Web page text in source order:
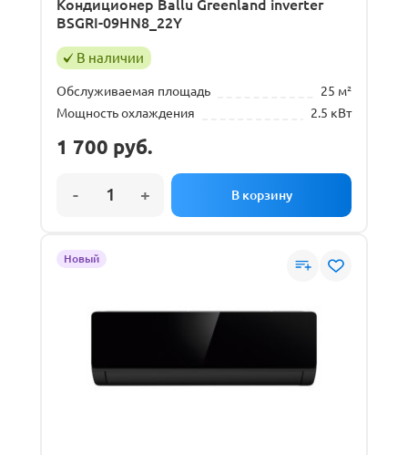
Кондиционер Ballu Greenland inverter
BSGRI-09HN8_22Y
В наличии
Обслуживаемая площадь
25 м²
Мощность охлаждения
2.5 кВт
1 700 руб.
Новый